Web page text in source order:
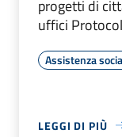
progetti di
uffici
Assistenza
LEGGI DI PIÙ